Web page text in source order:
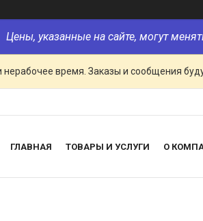
Цены, указанные на сайте, могут
нерабочее время. Заказы и сообщения
ГЛАВНАЯ ТОВАРЫ И УСЛУГИ О